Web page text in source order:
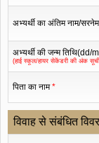
अभ्यर्थी का अंतिम नाम/सरनेम
अभ्यर्थी की जन्म तिथि(dd/
(हाई स्कूल/हायर सेकेंडरी की अंक
पिता का नाम*
विवाह से संबंधित